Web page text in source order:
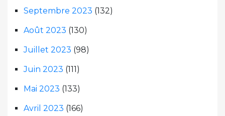
Septembre 2023 (132)
Août 2023 (130)
Juillet 2023 (98)
Juin 2023 (111)
Mai 2023 (133)
Avril 2023 (166)